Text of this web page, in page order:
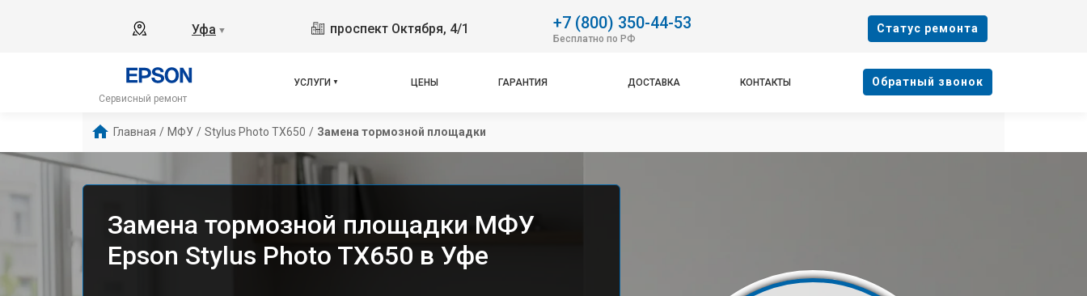
Уфа ▼ проспект Октября, 4/1 +7 (800) 350-44-53
Бесплатно по РФ
Cтатус ремонта
Сервисный ремонт
УСЛУГИ ЦЕНЫ ГАРАНТИЯ ДОСТАВКА КОНТАКТЫ Oбратный звонок
Главная / МФУ / Stylus Photo TX650 / Замена тормозной площадки
Замена тормозной площадки МФУ
Epson Stylus Photo TX650 в Уфе